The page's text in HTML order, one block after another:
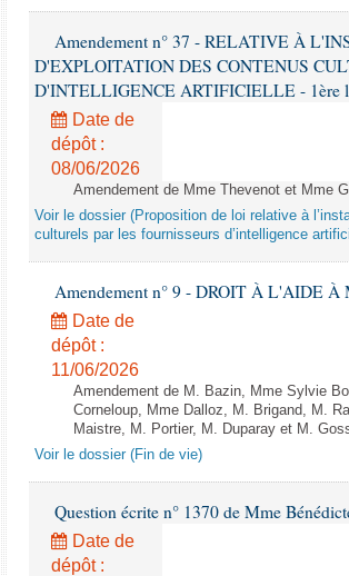
Amendement n° 37 - RELATIVE À
D'EXPLOITATION DES CONTENUS
D'INTELLIGENCE ARTIFICIELLE - 1ère
Date de
dépôt :
08/06/2026
Amendement de Mme Thevenot et Mme
Voir le dossier (Proposition de loi relative à
culturels par les fournisseurs d’intelligence
Amendement n° 9 - DROIT À L'AIDE À
Date de
dépôt :
11/06/2026
Amendement de M. Bazin, Mme Sylvie
Corneloup, Mme Dalloz, M. Brigand, M.
Maistre, M. Portier, M. Duparay et M.
Voir le dossier (Fin de vie)
Question écrite n° 1370 de Mme
Date de
dépôt :